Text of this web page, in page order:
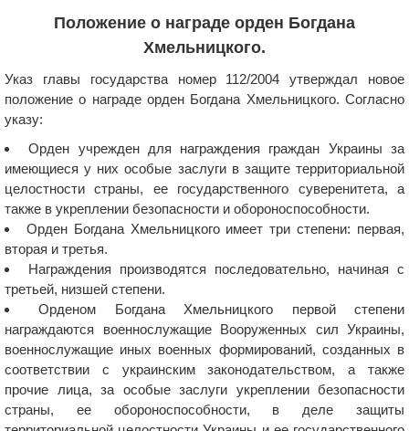
Положение о награде орден Богдана
Хмельницкого.
Указ главы государства номер 112/2004 утверждал новое
положение о награде орден Богдана Хмельницкого. Согласно
указу:
Орден учрежден для награждения граждан Украины за
имеющиеся у них особые заслуги в защите территориальной
целостности страны, ее государственного суверенитета, а
также в укреплении безопасности и обороноспособности.
Орден Богдана Хмельницкого имеет три степени: первая,
вторая и третья.
Награждения производятся последовательно, начиная с
третьей, низшей степени.
Орденом Богдана Хмельницкого первой степени
награждаются военнослужащие Вооруженных сил Украины,
военнослужащие иных военных формирований, созданных в
соответствии с украинским законодательством, а также
прочие лица, за особые заслуги укреплении безопасности
страны, ее обороноспособности, в деле защиты